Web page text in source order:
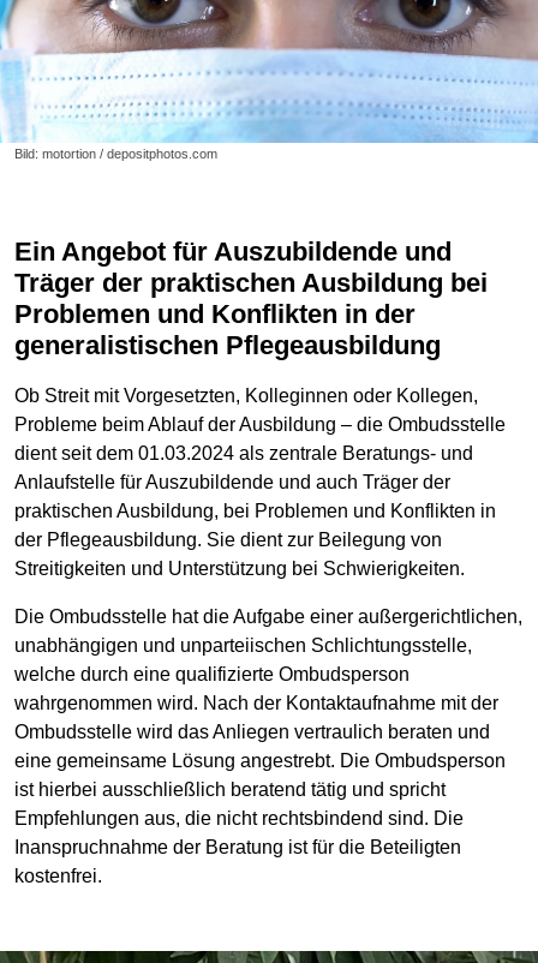
Bild: motortion / depositphotos.com
Ein Angebot für Auszubildende und
Träger der praktischen Ausbildung bei
Problemen und Konflikten in der
generalistischen Pflegeausbildung
Ob Streit mit Vorgesetzten, Kolleginnen oder Kollegen,
Probleme beim Ablauf der Ausbildung – die Ombudsstelle
dient seit dem 01.03.2024 als zentrale Beratungs- und
Anlaufstelle für Auszubildende und auch Träger der
praktischen Ausbildung, bei Problemen und Konflikten in
der Pflegeausbildung. Sie dient zur Beilegung von
Streitigkeiten und Unterstützung bei Schwierigkeiten.
Die Ombudsstelle hat die Aufgabe einer außergerichtlichen,
unabhängigen und unparteiischen Schlichtungsstelle,
welche durch eine qualifizierte Ombudsperson
wahrgenommen wird. Nach der Kontaktaufnahme mit der
Ombudsstelle wird das Anliegen vertraulich beraten und
eine gemeinsame Lösung angestrebt. Die Ombudsperson
ist hierbei ausschließlich beratend tätig und spricht
Empfehlungen aus, die nicht rechtsbindend sind. Die
Inanspruchnahme der Beratung ist für die Beteiligten
kostenfrei.